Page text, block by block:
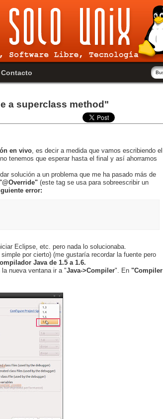
Contacto
a superclass method"
en vivo , es decir a medida que vamos escribiendo el
tenemos que esperar hasta el final y así ahorramos
solución a un problema que me ha pasado más de
(este tag se usa para sobreescribir un
error:
Eclipse, etc. pero nada lo solucionaba.
por cierto) (me gustaría recordar la fuente pero
Java de 1.5 a 1.6.
nueva ventana ir a "Java->Compiler". En "Compiler